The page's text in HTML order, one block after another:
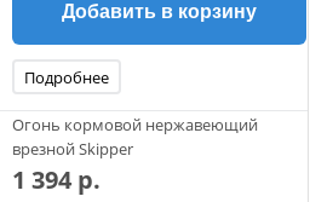
Добавить в корзину
Подробнее
Огонь кормовой нержавеющий
врезной Skipper
1 394 р.